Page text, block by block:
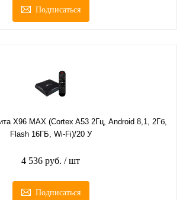
Подписаться
X96 MAX (Cortex A53 2Гц, Android 8,1, 2Гб,
Flash 16ГБ, Wi-Fi)/20 У
4 536 руб. / шт
Подписаться